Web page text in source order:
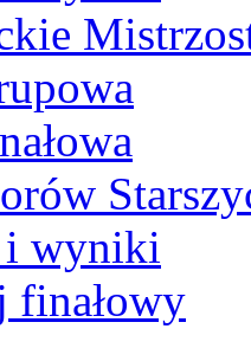
i wyniki
finałowy